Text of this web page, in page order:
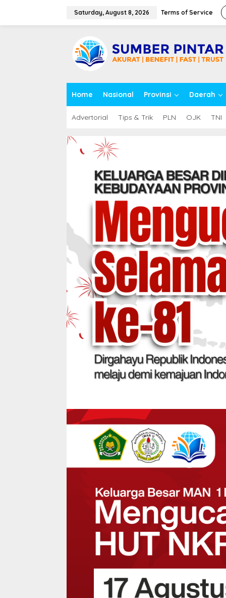
Saturday, August 8, 2026 Terms of Service
Home Nasional Provinsi Daerah
Advertorial Tips & Trik PLN OJK TNI